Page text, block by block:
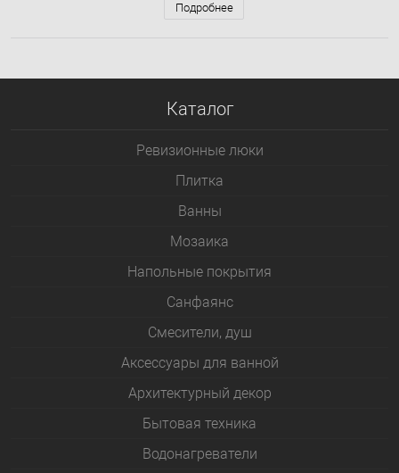
Подробнее
Каталог
Ревизионные люки
Плитка
Bанны
Мозаика
Напольные покрытия
Санфаянс
Смесители, душ
Аксессуары для ванной
Архитектурный декор
Бытовая техника
Водонагреватели